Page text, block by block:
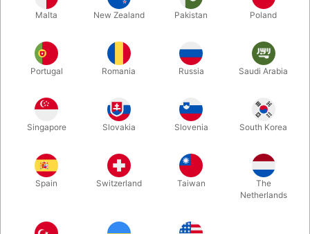
DKK 1.250,00/ stkinkl. moms
Udsolgt lige nu
Henry Harrius' "The Venom Cube" hører til blandt vores mest
populære produkter. Det er en enestående ren "cube
matching" effekt, og mange af landets optrædende
nye praktiske variant, med terninger der er en smule mindre og
lettere at have med overalt.
Malta New Zealand Pakistan Poland
Portugal Romania Russia Saudi Arabia
Singapore Slovakia Slovenia South Korea
Spain Switzerland Taiwan
The
Netherlands